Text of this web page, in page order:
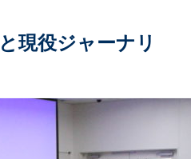
現役ジャーナリ